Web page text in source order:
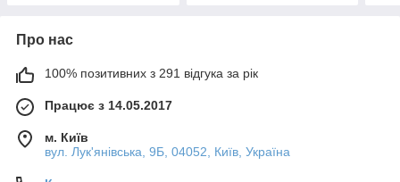
Про нас
100% позитивних з 291 відгука за рік
Працює з 14.05.2017
м. Київ
вул. Лук'янівська, 9Б, 04052, Київ, Україна